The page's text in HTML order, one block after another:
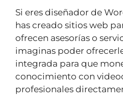
Si eres diseñador de
has creado sitios web
ofrecen asesorías o
imaginas poder
integrada para que
conocimiento con
profesionales